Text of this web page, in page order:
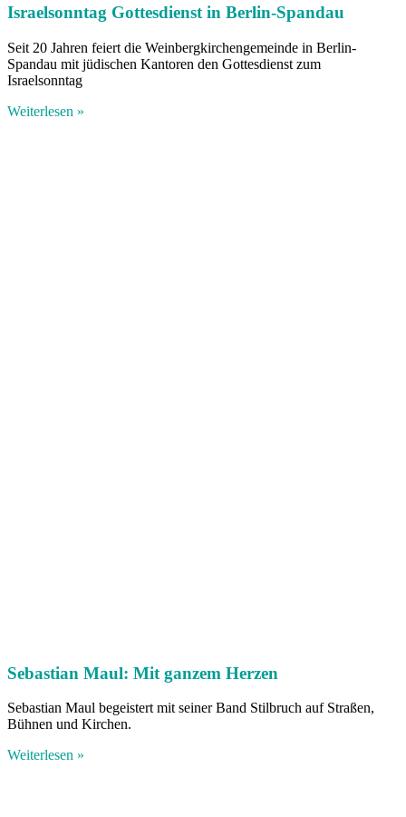
Israelsonntag Gottesdienst in Berlin-Spandau
Seit 20 Jahren feiert die Weinbergkirchengemeinde in Berlin-
Spandau mit jüdischen Kantoren den Gottesdienst zum
Israelsonntag
Weiterlesen »
Sebastian Maul: Mit ganzem Herzen
Sebastian Maul begeistert mit seiner Band Stilbruch auf Straßen,
Bühnen und Kirchen.
Weiterlesen »